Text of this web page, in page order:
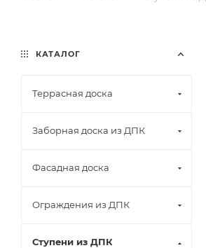
КАТАЛОГ
Террасная доска
Заборная доска из ДПК
Фасадная доска
Ограждения из ДПК
Ступени из ДПК